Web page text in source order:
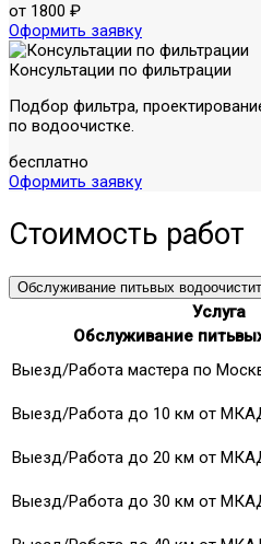
от 1800 ₽
Оформить заявку
Консультации по фильтрации
Подбор фильтра,
по водоочистке.
бесплатно
Оформить заявку
Стоимость работ
Обслуживание питьвых
Услуга
Обслуживание
Выезд/Работа мастера по
Выезд/Работа до 10 км от
Выезд/Работа до 20 км от
Выезд/Работа до 30 км от